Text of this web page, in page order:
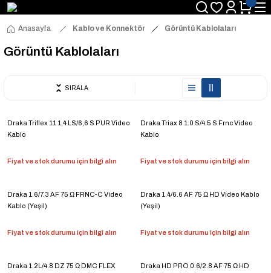
Anasayfa Kablo ve Konnektör Görüntü Kablolaları
Görüntü Kablolaları
SIRALA
Draka Triflex 11 1,4 LS/6,6 S PUR Video
Kablo
Fiyat ve stok durumu için bilgi alın
Draka Triax 8 1.0 S/4.5 S Frnc Video
Kablo
Fiyat ve stok durumu için bilgi alın
Draka 1.6/7.3 AF 75 Ω FRNC-C Video
Kablo (Yeşil)
Fiyat ve stok durumu için bilgi alın
Draka 1.4/6.6 AF 75 Ω HD Video Kablo
(Yeşil)
Fiyat ve stok durumu için bilgi alın
Draka 1.2L/4.8 DZ 75 Ω DMC FLEX
Draka HD PRO 0.6/2.8 AF 75 Ω HD